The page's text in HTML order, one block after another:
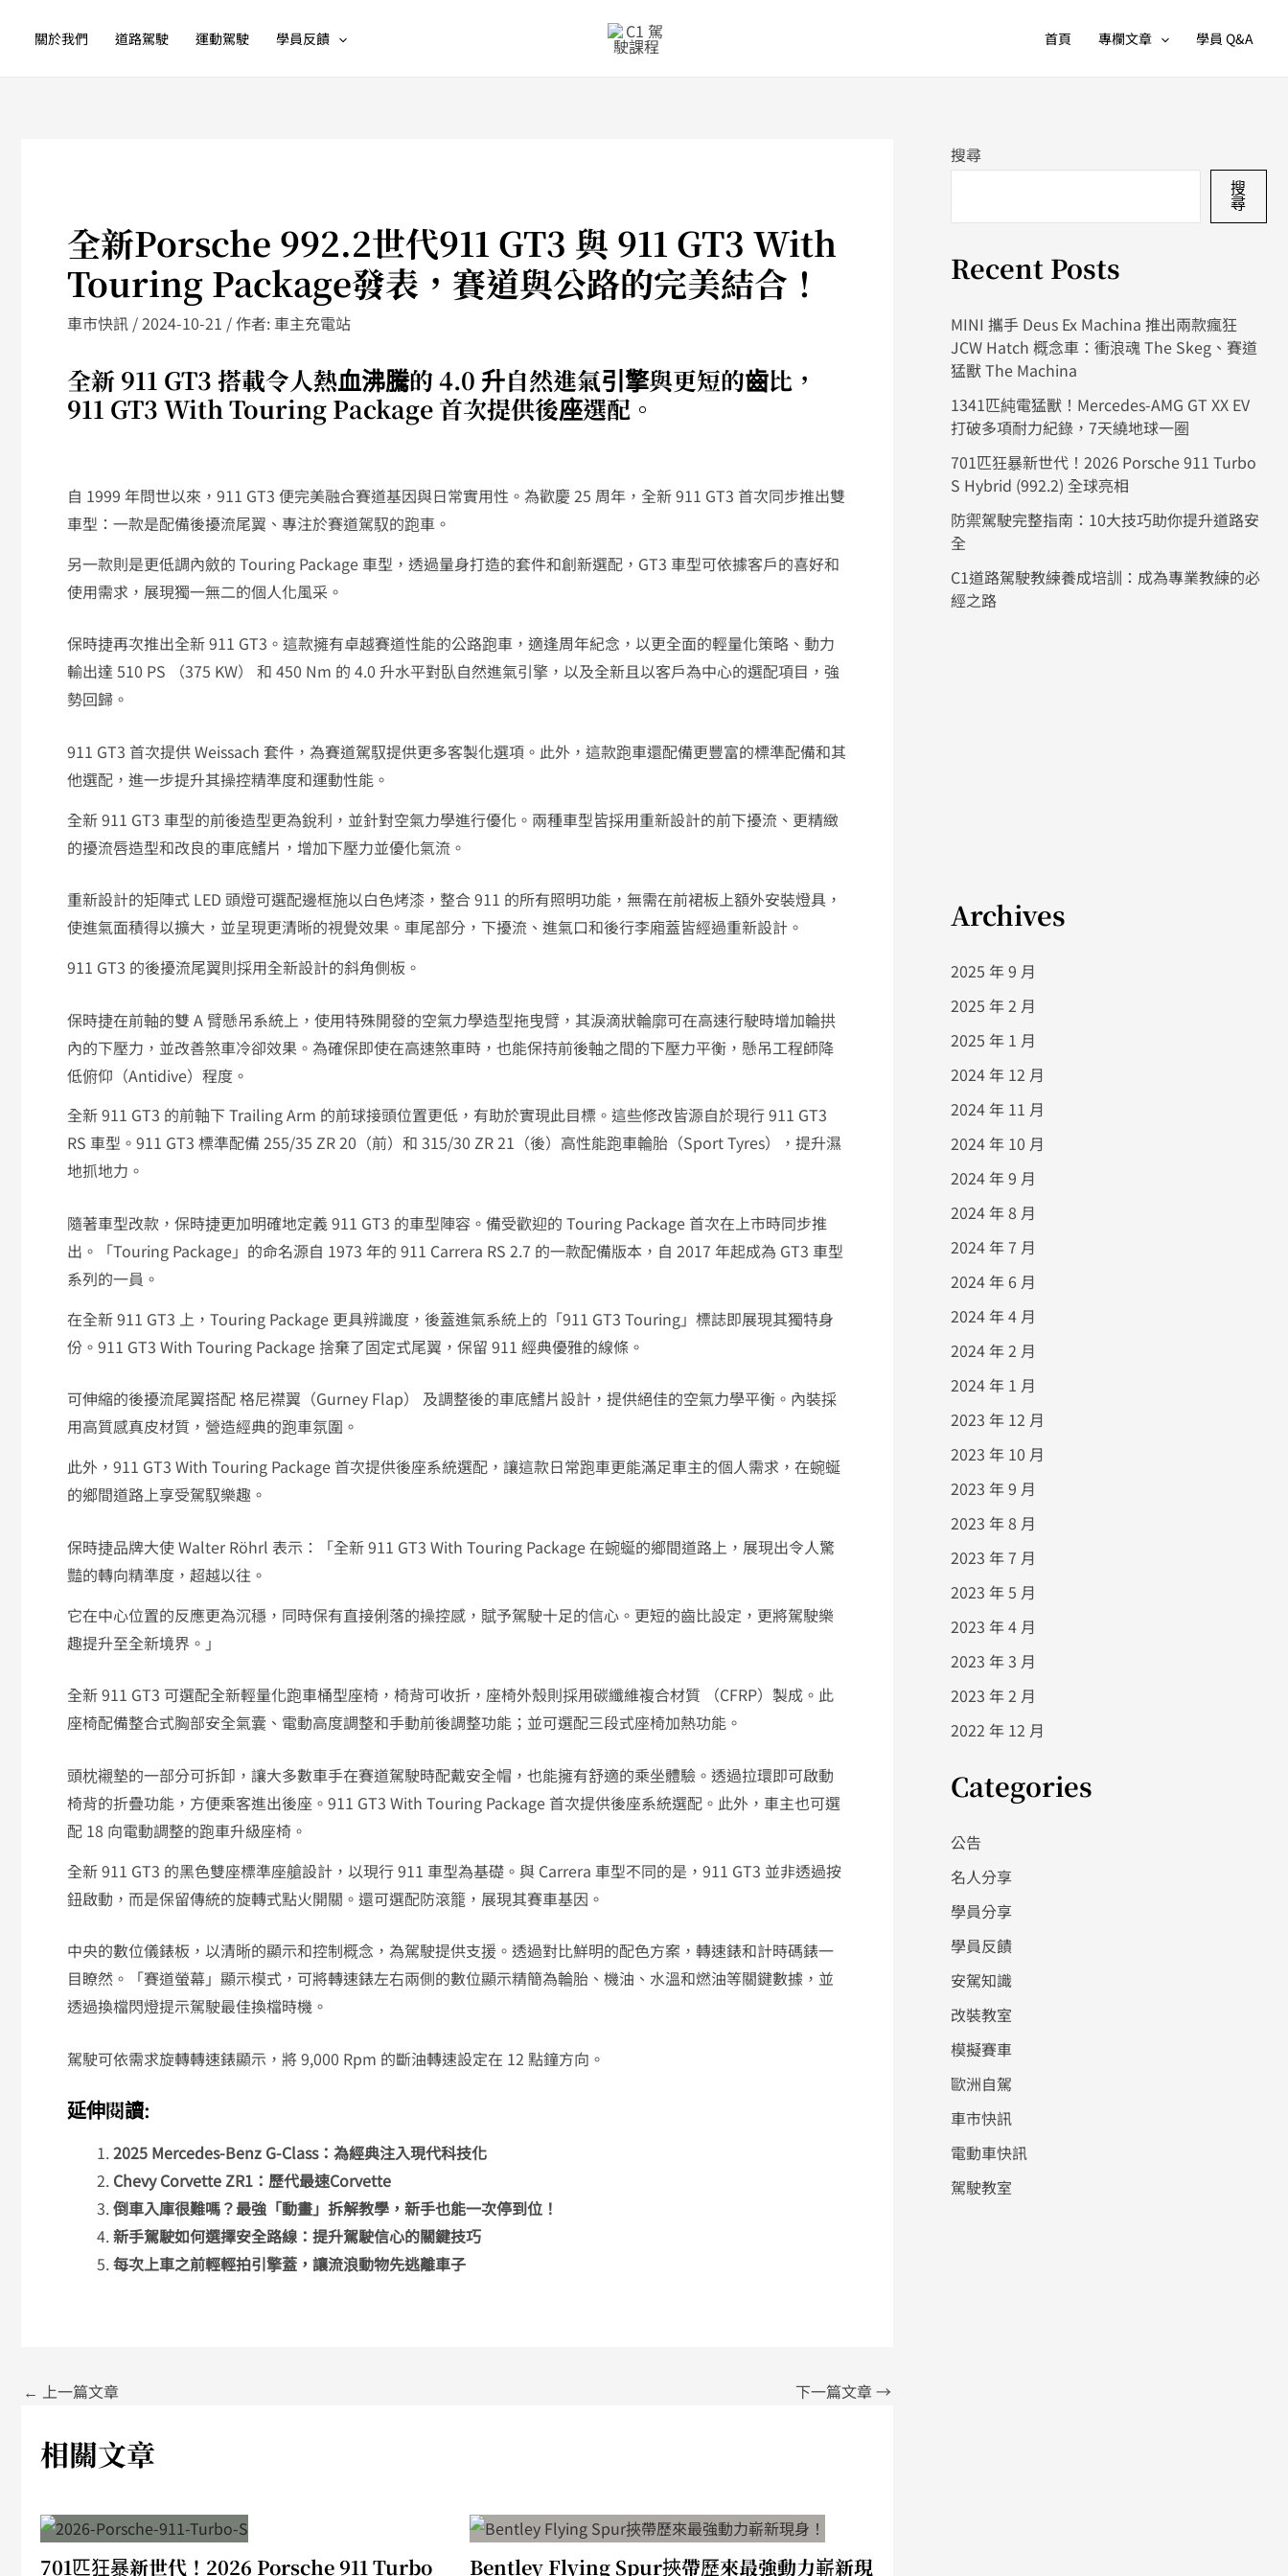
關於我們 道路駕駛 運動駕駛 學員反饋 首頁 專欄文章 學員 Q&A
全新Porsche 992.2世代911 GT3 與 911 GT3 With
Touring Package發表，賽道與公路的完美結合！
車市快訊 /2024-10-21 / 作者:車主充電站
全新 911 GT3 搭載令人熱血沸騰的 4.0 升自然進氣引擎與更短的齒比，
911 GT3 With Touring Package 首次提供後座選配。
自 1999 年問世以來，911 GT3 便完美融合賽道基因與日常實用性。為歡慶 25 周年，全新 911 GT3 首次同步推出雙
車型：一款是配備後擾流尾翼、專注於賽道駕馭的跑車。
另一款則是更低調內斂的 Touring Package 車型，透過量身打造的套件和創新選配，GT3 車型可依據客戶的喜好和
使用需求，展現獨一無二的個人化風采。
保時捷再次推出全新 911 GT3。這款擁有卓越賽道性能的公路跑車，適逢周年紀念，以更全面的輕量化策略、動力
輸出達 510 PS （375 KW） 和 450 Nm 的 4.0 升水平對臥自然進氣引擎，以及全新且以客戶為中心的選配項目，強
勢回歸。
911 GT3 首次提供 Weissach 套件，為賽道駕馭提供更多客製化選項。此外，這款跑車還配備更豐富的標準配備和其
他選配，進一步提升其操控精準度和運動性能。
全新 911 GT3 車型的前後造型更為銳利，並針對空氣力學進行優化。兩種車型皆採用重新設計的前下擾流、更精緻
的擾流唇造型和改良的車底鰭片，增加下壓力並優化氣流。
重新設計的矩陣式 LED 頭燈可選配邊框施以白色烤漆，整合 911 的所有照明功能，無需在前裙板上額外安裝燈具，
使進氣面積得以擴大，並呈現更清晰的視覺效果。車尾部分，下擾流、進氣口和後行李廂蓋皆經過重新設計。
911 GT3 的後擾流尾翼則採用全新設計的斜角側板。
保時捷在前軸的雙 A 臂懸吊系統上，使用特殊開發的空氣力學造型拖曳臂，其淚滴狀輪廓可在高速行駛時增加輪拱
內的下壓力，並改善煞車冷卻效果。為確保即使在高速煞車時，也能保持前後軸之間的下壓力平衡，懸吊工程師降
低俯仰（antidive）程度。
全新 911 GT3 的前軸下 Trailing Arm 的前球接頭位置更低，有助於實現此目標。這些修改皆源自於現行 911 GT3
RS 車型。911 GT3 標準配備 255/35 ZR 20（前）和 315/30 ZR 21（後）高性能跑車輪胎（Sport Tyres），提升濕
地抓地力。
隨著車型改款，保時捷更加明確地定義 911 GT3 的車型陣容。備受歡迎的 Touring Package 首次在上市時同步推
出。「Touring Package」的命名源自 1973 年的 911 Carrera RS 2.7 的一款配備版本，自 2017 年起成為 GT3 車型
系列的一員。
在全新 911 GT3 上，Touring Package 更具辨識度，後蓋進氣系統上的「911 GT3 Touring」標誌即展現其獨特身
份。911 GT3 With Touring Package 捨棄了固定式尾翼，保留 911 經典優雅的線條。
可伸縮的後擾流尾翼搭配 格尼襟翼（Gurney Flap） 及調整後的車底鰭片設計，提供絕佳的空氣力學平衡。內裝採
用高質感真皮材質，營造經典的跑車氛圍。
此外，911 GT3 With Touring Package 首次提供後座系統選配，讓這款日常跑車更能滿足車主的個人需求，在蜿蜒
的鄉間道路上享受駕馭樂趣。
保時捷品牌大使 Walter Röhrl 表示：「全新 911 GT3 With Touring Package 在蜿蜒的鄉間道路上，展現出令人驚
豔的轉向精準度，超越以往。
它在中心位置的反應更為沉穩，同時保有直接俐落的操控感，賦予駕駛十足的信心。更短的齒比設定，更將駕駛樂
趣提升至全新境界。」
全新 911 GT3 可選配全新輕量化跑車桶型座椅，椅背可收折，座椅外殼則採用碳纖維複合材質 （CFRP）製成。此
座椅配備整合式胸部安全氣囊、電動高度調整和手動前後調整功能；並可選配三段式座椅加熱功能。
頭枕襯墊的一部分可拆卸，讓大多數車手在賽道駕駛時配戴安全帽，也能擁有舒適的乘坐體驗。透過拉環即可啟動
椅背的折疊功能，方便乘客進出後座。911 GT3 With Touring Package 首次提供後座系統選配。此外，車主也可選
配 18 向電動調整的跑車升級座椅。
全新 911 GT3 的黑色雙座標準座艙設計，以現行 911 車型為基礎。與 Carrera 車型不同的是，911 GT3 並非透過按
鈕啟動，而是保留傳統的旋轉式點火開關。還可選配防滾籠，展現其賽車基因。
中央的數位儀錶板，以清晰的顯示和控制概念，為駕駛提供支援。透過對比鮮明的配色方案，轉速錶和計時碼錶一
目瞭然。「賽道螢幕」顯示模式，可將轉速錶左右兩側的數位顯示精簡為輪胎、機油、水溫和燃油等關鍵數據，並
透過換檔閃燈提示駕駛最佳換檔時機。
駕駛可依需求旋轉轉速錶顯示，將 9,000 Rpm 的斷油轉速設定在 12 點鐘方向。
延伸閱讀:
2025 Mercedes-Benz G-Class：為經典注入現代科技化
Chevy Corvette ZR1：歷代最速Corvette
倒車入庫很難嗎？最強「動畫」拆解教學，新手也能一次停到位！
新手駕駛如何選擇安全路線：提升駕駛信心的關鍵技巧
每次上車之前輕輕拍引擎蓋，讓流浪動物先逃離車子
← 上一篇文章 下一篇文章 →
相關文章
701匹狂暴新世代！2026 Porsche 911 Turbo Bentley Flying Spur挾帶歷來最強動力嶄新現
搜尋
搜
尋
Recent Posts
MINI 攜手 Deus Ex Machina 推出兩款瘋狂
JCW Hatch 概念車：衝浪魂 The Skeg、賽道
猛獸 The Machina
1341匹純電猛獸！Mercedes-AMG GT XX EV
打破多項耐力紀錄，7天繞地球一圈
701匹狂暴新世代！2026 Porsche 911 Turbo
S Hybrid (992.2) 全球亮相
防禦駕駛完整指南：10大技巧助你提升道路安
全
C1道路駕駛教練養成培訓：成為專業教練的必
經之路
Archives
2025 年 9 月
2025 年 2 月
2025 年 1 月
2024 年 12 月
2024 年 11 月
2024 年 10 月
2024 年 9 月
2024 年 8 月
2024 年 7 月
2024 年 6 月
2024 年 4 月
2024 年 2 月
2024 年 1 月
2023 年 12 月
2023 年 10 月
2023 年 9 月
2023 年 8 月
2023 年 7 月
2023 年 5 月
2023 年 4 月
2023 年 3 月
2023 年 2 月
2022 年 12 月
Categories
公告
名人分享
學員分享
學員反饋
安駕知識
改裝教室
模擬賽車
歐洲自駕
車市快訊
電動車快訊
駕駛教室